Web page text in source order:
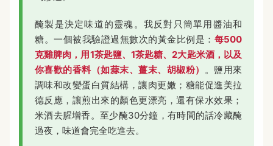
醃製是決定味道的靈魂。我反對只簡單用醬油和
糖。一個被我驗證過無數次的黃金比例是： 每500
克雞脾肉，用1茶匙鹽、1茶匙糖、2大匙米酒，以及
你喜歡的香料（如蒜末、薑末、胡椒粉） 。鹽用來
調味和改變蛋白質結構，讓肉更嫩；糖能促進美拉
德反應，讓煎出來的顏色更漂亮，還有保水效果；
米酒去腥增香。至少醃30分鐘，有時間的話冷藏醃
過夜，味道會完全吃進去。